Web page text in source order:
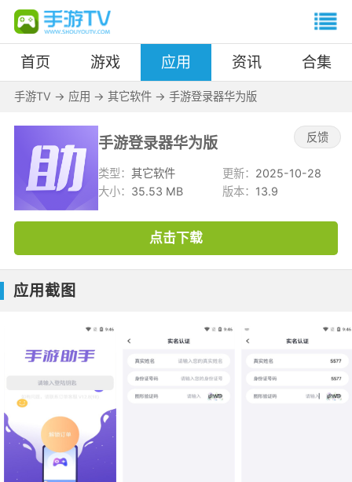
首页 游戏 应用 资讯 合集
手游TV -> 应用 -> 其它软件-> 手游登录器华为版
手游登录器华为版 反馈
类型：其它软件 更新： 2025-10-28
大小： 35.53 MB 版本： 13.9
点击下载
应用截图